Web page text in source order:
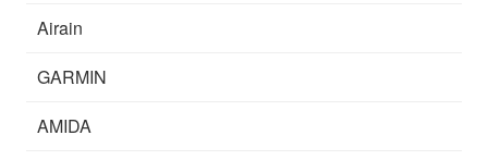
Airain
GARMIN
AMIDA